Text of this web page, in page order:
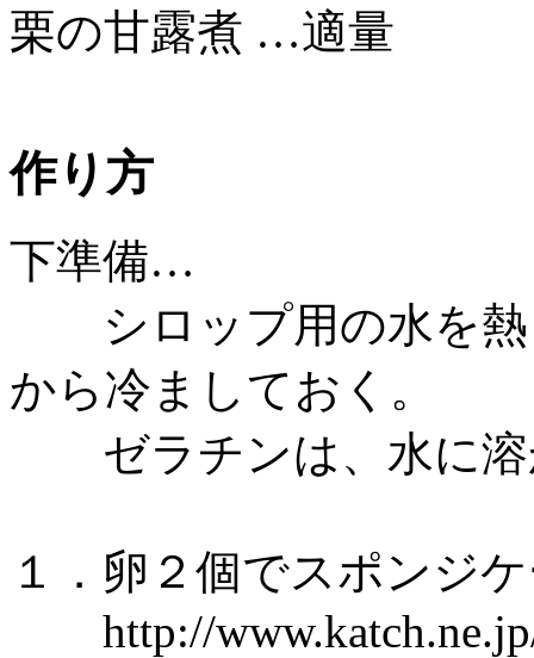
栗の甘露煮 …適量
作り方
下準備…
シロップ用の水を熱
から冷ましておく。
ゼラチンは、水に溶
１．卵２個でスポンジ
http://www.katch.ne.jp/